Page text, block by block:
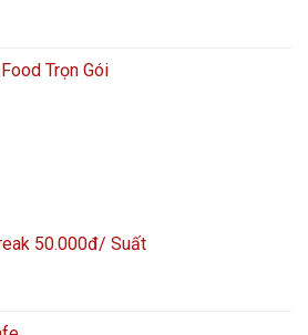
Trọn Gói
50.000đ/ Suất